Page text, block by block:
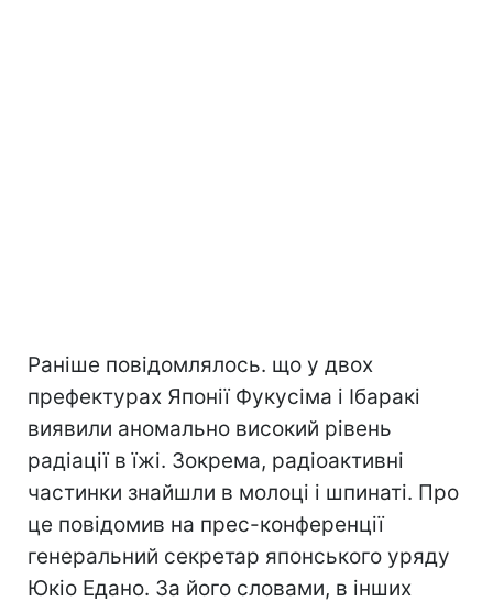
Раніше повідомлялось. що у двох
префектурах Японії Фукусіма і Ібаракі
виявили аномально високий рівень
радіації в їжі. Зокрема, радіоактивні
частинки знайшли в молоці і шпинаті. Про
це повідомив на прес-конференції
генеральний секретар японського уряду
Юкіо Едано. За його словами, в інших